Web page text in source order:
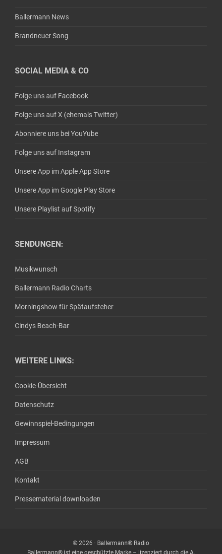
Ballermann News
Brandneuer Song
SOCIAL MEDIA & CO
Folge uns auf Facebook
Folge uns auf X (ehemals Twitter)
Abonniere uns bei YouYube
Folge uns auf Instagram
Unsere App im Apple App Store
Unsere App im Google Play Store
Unsere Playlist auf Spotify
SENDUNGEN:
Musikwunsch
Ballermann Radio Charts
Morningshow für Spätaufsteher
Cindys Beach-Bar
WEITERE LINKS:
Cookie-Übersicht
Datenschutz
Gewinnspiel-Bedingungen
Impressum
AGB
Kontakt
Pressematerial downloaden
© 2026 · Ballermann® Radio
Ballermann® ist eine geschützte Marke – lizenziert durch die A.